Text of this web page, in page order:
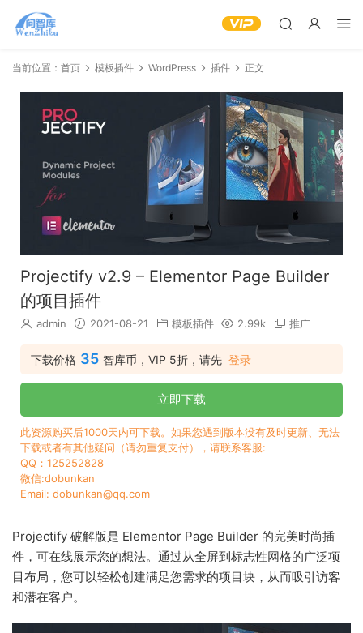
当前位置： 首页 模板插件 WordPress 插件 正文
Projectify v2.9 – Elementor Page Builder
的项目插件
admin 2021-08-21 模板插件 2.99k 推广
下载价格 35 智库币，VIP 5折，请先 登录
立即下载
此资源购买后1000天内可下载。如果您遇到版本没有及时更新、无法
下载或者有其他疑问（请勿重复支付），请联系客服:
QQ：125252828
微信:dobunkan
Email: dobunkan@qq.com
Projectify 破解版是 Elementor Page Builder 的完美时尚插
件，可在线展示您的想法。通过从全屏到标志性网格的广泛项
目布局，您可以轻松创建满足您需求的项目块，从而吸引访客
和潜在客户。